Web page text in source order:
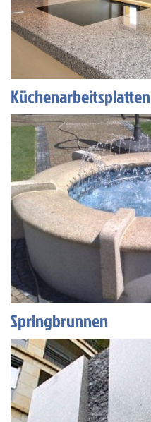
Küchenarbeitsplatten
Springbrunnen